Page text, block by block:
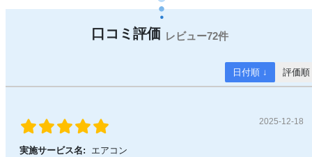
72件
日付順 ↓ 評価順
2025-12-18
実施サービス名:
エアコン